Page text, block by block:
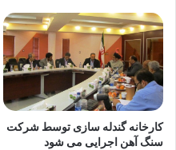
کارخانه گندله سازی توسط شرکت
سنگ آهن اجرایی می شود